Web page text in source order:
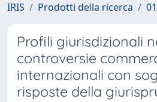
IRIS Prodotti della ricerca
Profili giurisdizionali
controversie
internazionali con
risposte della